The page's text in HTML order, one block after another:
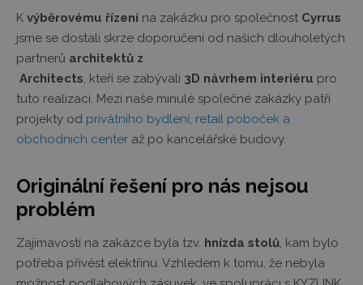
K výběrovému řízení na zakázku pro společnost Cyrrus
jsme se dostali skrze doporučení od našich dlouholetých
partnerů architektů z
Architects, kteří se zabývali 3D návrhem interiéru pro
tuto realizaci. Mezi naše minulé společné zakázky patří
projekty od privátního bydlení, retail poboček a
obchodních center až po kancelářské budovy.
Originální řešení pro nás nejsou
problém
Zajímavostí na zakázce byla tzv. hnízda stolů, kam bylo
potřeba přivést elektřinu. Vzhledem k tomu, že nebyla